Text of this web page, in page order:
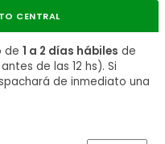
CENTRAL
de 1 a 2 días hábiles de
de las 12 hs). Si
de inmediato una